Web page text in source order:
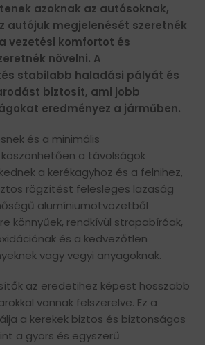
azoknak az autósoknak,
autójuk megjelenését szeretnék
vezetési komfortot és
növelni. A
stabilabb haladási pályát és
biztosít, ami jobb
eredményez a járműben.
és a minimális
a távolságok
a kerékagyhoz és a felnihez,
rögzítést felesleges lazaság
alumíniumötvözetből
könnyűek, rendkívül strapabíróak,
és a kedvezőtlen
vagy vegyi anyagoknak.
az eredetihez képest hosszabb
vannak felszerelve. Ez a
a kerekek biztos és biztonságos
a gyors és egyszerű